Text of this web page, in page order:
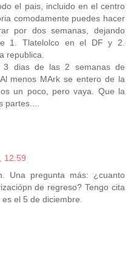
el pais, incluido en el centro
comodamente puedes hacer
por dos semanas, dejando
1. Tlatelolco en el DF y 2.
republica.
3 dias de las 2 semanas de
menos MArk se entero de la
un poco, pero vaya. Que la
12:59
Una pregunta más: ¿cuanto
de regreso? Tengo cita
el 5 de diciembre.